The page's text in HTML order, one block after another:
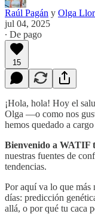
Raúl Pagán y Olga
jul 04, 2025
∙ De pago
15
¡Hola, hola! Hoy el
Olga —o como nos
hemos quedado a
Bienvenido a WATIF
nuestras fuentes de
tendencias.
Por aquí va lo que más
días: predicción
allá, o por qué tu caca